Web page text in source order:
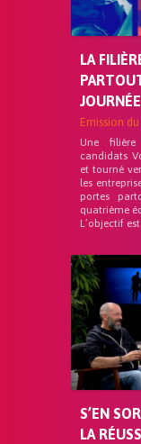
LA
Emission du
Une
candidats
et tourné
les
portes
quatrième
L’objectif
S’EN
LA